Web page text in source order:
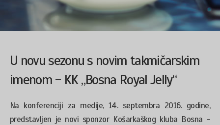
U novu sezonu s novim takmičarskim
imenom - KK „Bosna Royal Jelly“
Na konferenciji za medije, 14. septembra 2016. godine,
predstavljen je novi sponzor Košarkaškog kluba Bosna -